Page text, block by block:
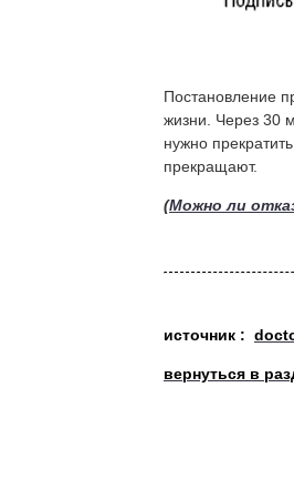
Постановление
жизни. Через 30
нужно
прекращают.
(Можно ли
источник :
вернуться в